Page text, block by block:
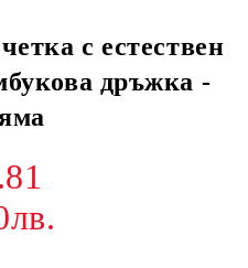
с естествен
дръжка -